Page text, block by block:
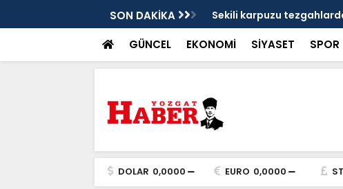
SON DAKİKA Sekili karpuzu
GÜNCEL EKONOMİ SİYASET SPOR
DOLAR 0,0000 EURO 0,0000